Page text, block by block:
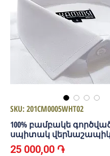
SKU: 201CM0005WHT02
100% բամբակե
սպիտակ
25 000,00 ֏Price